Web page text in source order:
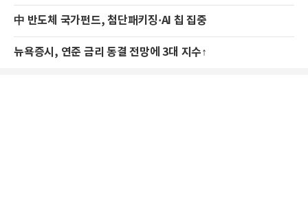
中 반도체 국가펀드, 첨단패키징·AI 칩 집중
뉴욕증시, 연준 금리 동결 전망에 3대 지수↑